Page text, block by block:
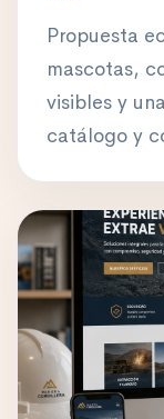
Propuesta
mascotas,
visibles y
catálogo y